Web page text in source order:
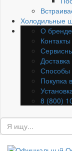
Холодильные
О
Контакты
Доставка
Способы
Покупка
8 (800)